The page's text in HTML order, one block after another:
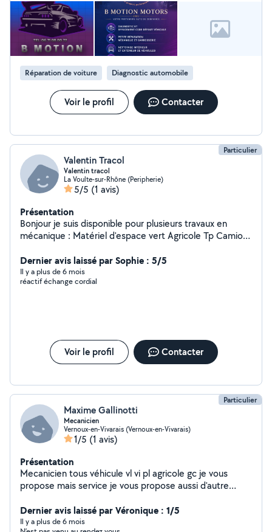
place, aucune réponse par SMS ni téléphone ce jour-là, et
aucune nouvelle depuis. Chantier non terminé alors que 200€
avaient déjà été versés. Des vis dont je ne connais pas la
provenance ont en plus été laissées sur le véhicule. Relance
envoyée avec demande de remboursement partiel (100€) sous
48h, restée sans réponse.
Réparation de voiture
Diagnostic automobile
Voir le profil Contacter
Particulier
Valentin Tracol
Valentin tracol
La Voulte-sur-Rhône (Peripherie)
5/5 (1 avis)
Présentation
Bonjour je suis disponible pour plusieurs travaux en
mécanique : Matériel d'espace vert Agricole Tp Camion
(montage équilibrage) Disponible également pour petit
Dernier avis laissé par Sophie : 5/5
Il y a plus de 6 mois
réactif échange cordial
Voir le profil Contacter
Particulier
Maxime Gallinotti
Mecanicien
Vernoux-en-Vivarais (Vernoux-en-Vivarais)
1/5 (1 avis)
Présentation
Mecanicien tous véhicule vl vi pl agricole gc je vous
propose mais service je vous propose aussi d'autre
Dernier avis laissé par Véronique : 1/5
Il y a plus de 6 mois